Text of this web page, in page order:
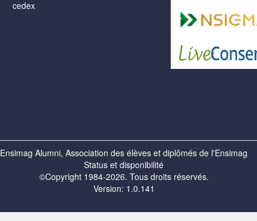
cedex
Ensimag Alumni, Association des élèves et diplômés de l'Ensimag
Status et disponibilité
©Copyright 1984-2026. Tous droits réservés.
Version: 1.0.141